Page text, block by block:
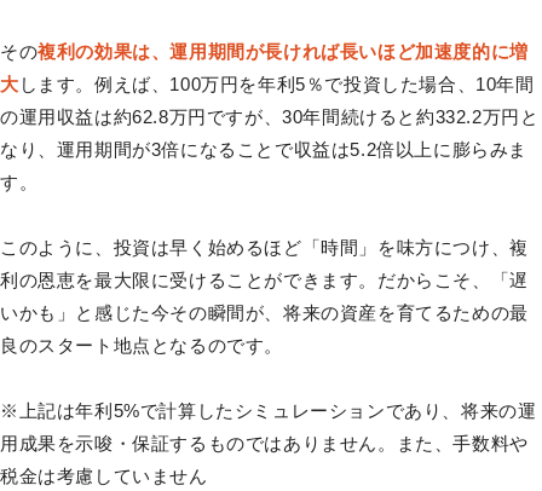
その複利の効果は、運用期間が長ければ長いほど加速度的に増
大 します。例えば、100万円を年利5％で投資した場合、10年間
の運用収益は約62.8万円ですが、30年間続けると約332.2万円と
なり、運用期間が3倍になることで収益は5.2倍以上に膨らみま
す。
このように、投資は早く始めるほど「時間」を味方につけ、複
利の恩恵を最大限に受けることができます。だからこそ、「遅
いかも」と感じた今その瞬間が、将来の資産を育てるための最
良のスタート地点となるのです。
※上記は年利5%で計算したシミュレーションであり、将来の運
用成果を示唆・保証するものではありません。また、手数料や
税金は考慮していません